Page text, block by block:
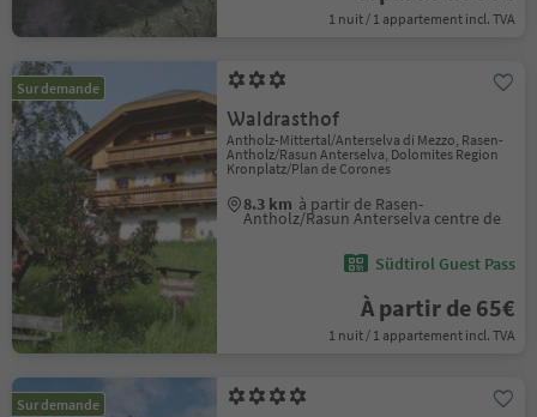
1 nuit / 1 appartement incl. TVA
Sur demande
Waldrasthof
Antholz-Mittertal/Anterselva di Mezzo, Rasen-
Antholz/Rasun Anterselva, Dolomites Region
Kronplatz/Plan de Corones
8.3 km à partir de Rasen-
Antholz/Rasun Anterselva centre de
Südtirol Guest Pass
À partir de 65€
1 nuit / 1 appartement incl. TVA
Sur demande